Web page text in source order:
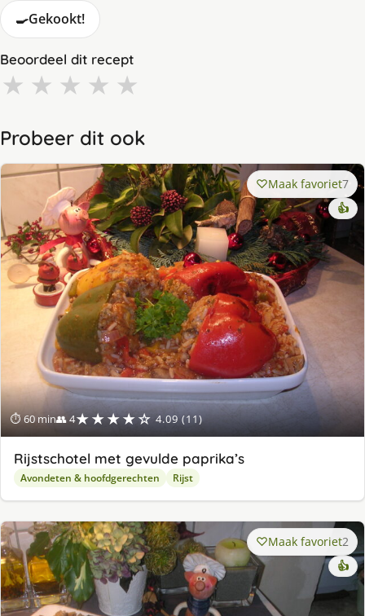
🍳Gekookt!
Beoordeel dit recept
★ ★ ★ ★ ★
Probeer dit ook
⏱ 60 min👥 4★★★★☆ 4.09 (11)
Maak favoriet7
👍
Rijstschotel met gevulde paprika’s
Avondeten & hoofdgerechten Rijst
Maak favoriet2
👍